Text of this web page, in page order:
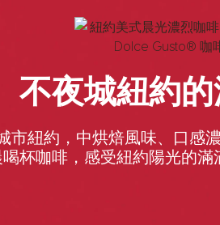
不夜城紐約
市紐約，中烘焙風味、口感
杯咖啡，感受紐約陽光的滿